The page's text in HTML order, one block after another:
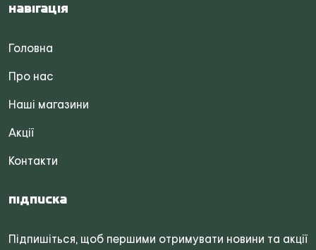
Навігація
Головна
Про нас
Наші магазини
Акції
Контакти
Підписка
Підпишіться, щоб першими отримувати новини та акції